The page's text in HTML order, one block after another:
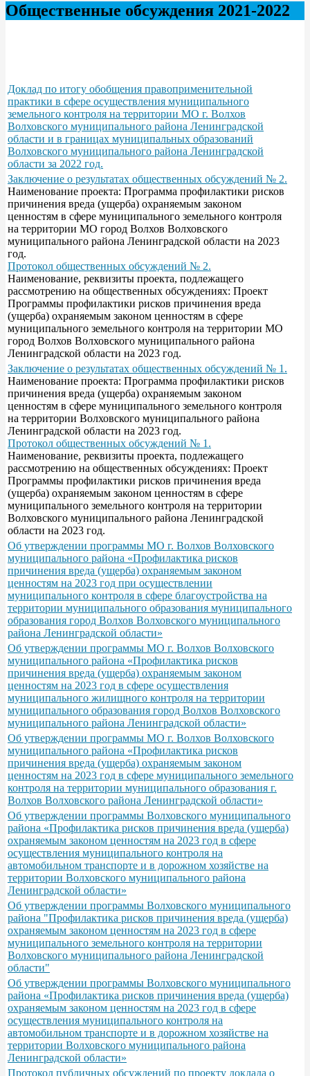
Общественные обсуждения 2021-2022
Доклад по итогу обобщения правоприменительной
практики в сфере осуществления муниципального
земельного контроля на территории МО г. Волхов
Волховского муниципального района Ленинградской
области и в границах муниципальных образований
Волховского муниципального района Ленинградской
области за 2022 год.
Заключение о результатах общественных обсуждений № 2.
Наименование проекта: Программа профилактики рисков
причинения вреда (ущерба) охраняемым законом
ценностям в сфере муниципального земельного контроля
на территории МО город Волхов Волховского
муниципального района Ленинградской области на 2023
год.
Протокол общественных обсуждений № 2.
Наименование, реквизиты проекта, подлежащего
рассмотрению на общественных обсуждениях: Проект
Программы профилактики рисков причинения вреда
(ущерба) охраняемым законом ценностям в сфере
муниципального земельного контроля на территории МО
город Волхов Волховского муниципального района
Ленинградской области на 2023 год.
Заключение о результатах общественных обсуждений № 1.
Наименование проекта: Программа профилактики рисков
причинения вреда (ущерба) охраняемым законом
ценностям в сфере муниципального земельного контроля
на территории Волховского муниципального района
Ленинградской области на 2023 год.
Протокол общественных обсуждений № 1.
Наименование, реквизиты проекта, подлежащего
рассмотрению на общественных обсуждениях: Проект
Программы профилактики рисков причинения вреда
(ущерба) охраняемым законом ценностям в сфере
муниципального земельного контроля на территории
Волховского муниципального района Ленинградской
области на 2023 год.
Об утверждении программы МО г. Волхов Волховского
муниципального района «Профилактика рисков
причинения вреда (ущерба) охраняемым законом
ценностям на 2023 год при осуществлении
муниципального контроля в сфере благоустройства на
территории муниципального образования муниципального
образования город Волхов Волховского муниципального
района Ленинградской области»
Об утверждении программы МО г. Волхов Волховского
муниципального района «Профилактика рисков
причинения вреда (ущерба) охраняемым законом
ценностям на 2023 год в сфере осуществления
муниципального жилищного контроля на территории
муниципального образования город Волхов Волховского
муниципального района Ленинградской области»
Об утверждении программы МО г. Волхов Волховского
муниципального района «Профилактика рисков
причинения вреда (ущерба) охраняемым законом
ценностям на 2023 год в сфере муниципального земельного
контроля на территории муниципального образования г.
Волхов Волховского района Ленинградской области»
Об утверждении программы Волховского муниципального
района «Профилактика рисков причинения вреда (ущерба)
охраняемым законом ценностям на 2023 год в сфере
осуществления муниципального контроля на
автомобильном транспорте и в дорожном хозяйстве на
территории Волховского муниципального района
Ленинградской области»
Об утверждении программы Волховского муниципального
района "Профилактика рисков причинения вреда (ущерба)
охраняемым законом ценностям на 2023 год в сфере
муниципального земельного контроля на территории
Волховского муниципального района Ленинградской
области"
Об утверждении программы Волховского муниципального
района «Профилактика рисков причинения вреда (ущерба)
охраняемым законом ценностям на 2023 год в сфере
осуществления муниципального контроля на
автомобильном транспорте и в дорожном хозяйстве на
территории Волховского муниципального района
Ленинградской области»
Протокол публичных обсуждений по проекту доклада о